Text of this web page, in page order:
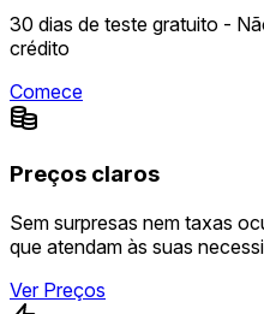
30 dias de teste gratuito -
crédito
Comece
Preços claros
Sem surpresas nem taxas
que atendam às suas
Ver Preços